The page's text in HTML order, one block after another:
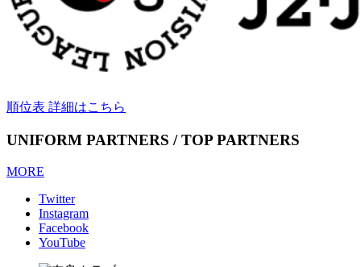
順位表 詳細はこちら
UNIFORM PARTNERS / TOP PARTNERS
MORE
Twitter
Instagram
Facebook
YouTube